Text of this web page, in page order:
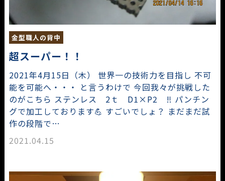
金型職人の背中
超スーパー！！
2021年4月15日（木） 世界一の技術力を目指し 不可
能を可能へ・・・ と言うわけで 今回我々が挑戦した
のがこちら ステンレス 2ｔ D1×P2 ‼ パンチン
グで加工しております💪 すごいでしょ？ まだまだ試
作の段階で…
2021.04.15